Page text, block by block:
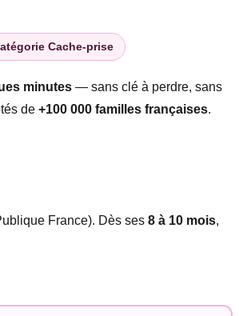
Cache-prise
minutes — sans clé à perdre, sans
de +100 000 familles françaises.
France). Dès ses 8 à 10 mois,